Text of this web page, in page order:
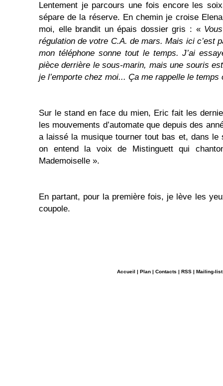
Lentement je parcours une fois encore les
sépare de la réserve. En chemin je croise
moi, elle brandit un épais dossier gris : «
régulation de votre C.A. de mars. Mais ici c’est
mon téléphone sonne tout le temps. J’ai
pièce derrière le sous-marin, mais une souris
je l’emporte chez moi... Ça me rappelle le
Sur le stand en face du mien, Eric fait les
les mouvements d’automate que depuis des
a laissé la musique tourner tout bas et, dans le
on entend la voix de Mistinguett qui
Mademoiselle ».
En partant, pour la première fois, je lève les
coupole.
Accueil | Plan | Contacts | RSS | Mailing-list